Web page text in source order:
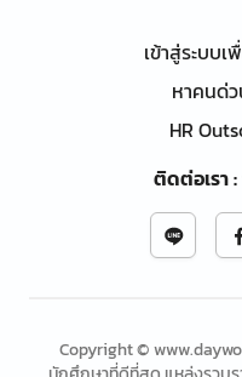
เข้าสู่ระบบ
หาคนด่ว
HR
ติดต่อเรา:
Copyright ©